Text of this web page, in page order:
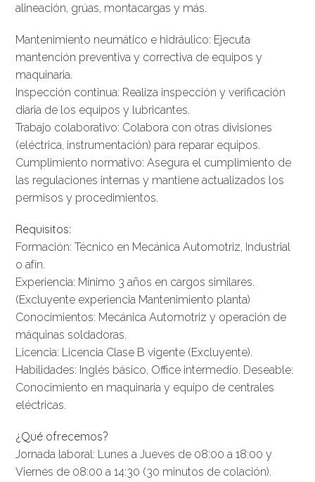
alineación, grúas, montacargas y más.
Mantenimiento neumático e hidráulico: Ejecuta
mantención preventiva y correctiva de equipos y
maquinaria.
Inspección continua: Realiza inspección y verificación
diaria de los equipos y lubricantes.
Trabajo colaborativo: Colabora con otras divisiones
(eléctrica, instrumentación) para reparar equipos.
Cumplimiento normativo: Asegura el cumplimiento de
las regulaciones internas y mantiene actualizados los
permisos y procedimientos.
Requisitos:
Formación: Técnico en Mecánica Automotriz, Industrial
o afín.
Experiencia: Mínimo 3 años en cargos similares.
(Excluyente experiencia Mantenimiento planta)
Conocimientos: Mecánica Automotriz y operación de
máquinas soldadoras.
Licencia: Licencia Clase B vigente (Excluyente).
Habilidades: Inglés básico, Office intermedio. Deseable:
Conocimiento en maquinaria y equipo de centrales
eléctricas.
¿Qué ofrecemos?
Jornada laboral: Lunes a Jueves de 08:00 a 18:00 y
Viernes de 08:00 a 14:30 (30 minutos de colación).